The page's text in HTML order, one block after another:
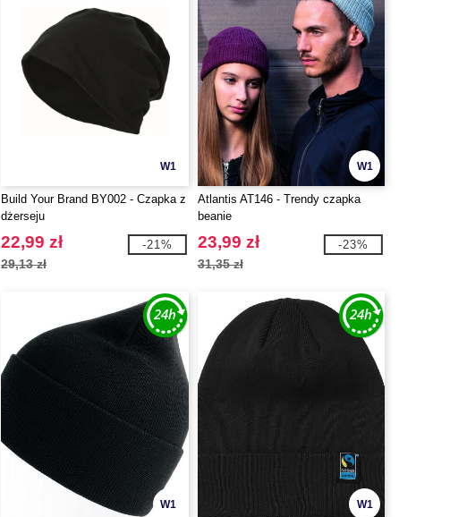
W1
Build Your Brand BY002 - Czapka z
dżerseju
22,99 zł
29,13 zł
-21%
W1
Atlantis AT146 - Trendy czapka
beanie
23,99 zł
31,35 zł
-23%
W1 W1